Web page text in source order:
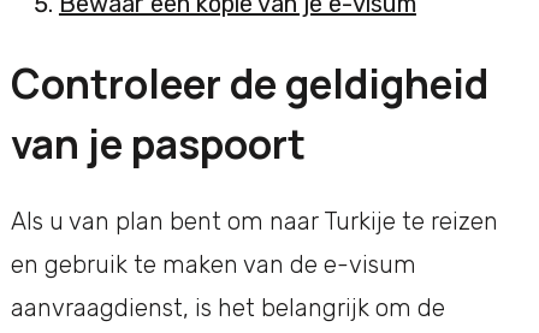
Controleer de geldigheid
van je paspoort
Als u van plan bent om naar Turkije te reizen
en gebruik te maken van de e-visum
aanvraagdienst, is het belangrijk om de